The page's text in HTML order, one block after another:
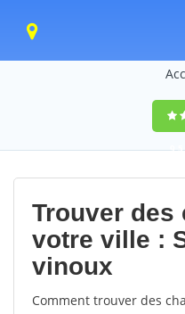
9,5
Trouver des
votre ville :
vinoux
Comment trouver des